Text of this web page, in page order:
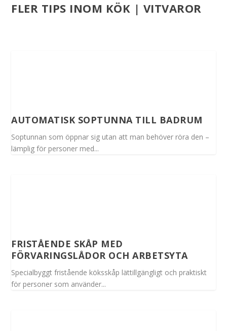
FLER TIPS INOM KÖK | VITVAROR
AUTOMATISK SOPTUNNA TILL BADRUM
Soptunnan som öppnar sig utan att man behöver röra den –
lämplig för personer med...
FRISTÅENDE SKÅP MED
FÖRVARINGSLÅDOR OCH ARBETSYTA
Specialbyggt fristående köksskåp lättillgängligt och praktiskt
för personer som använder...